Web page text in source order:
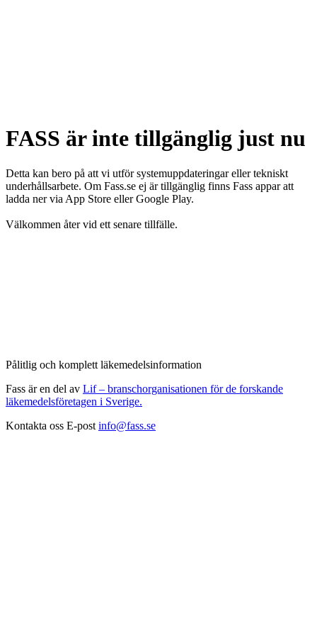
FASS är inte tillgänglig just nu
Detta kan bero på att vi utför systemuppdateringar eller tekniskt
underhållsarbete. Om Fass.se ej är tillgänglig finns Fass appar att
ladda ner via App Store eller Google Play.
Välkommen åter vid ett senare tillfälle.
Pålitlig och komplett läkemedelsinformation
Fass är en del av Lif – branschorganisationen för de forskande
läkemedelsföretagen i Sverige.
Kontakta oss E-post info@fass.se